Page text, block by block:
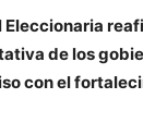
Eleccionaria
de los
con el